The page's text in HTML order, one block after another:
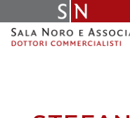
to
content